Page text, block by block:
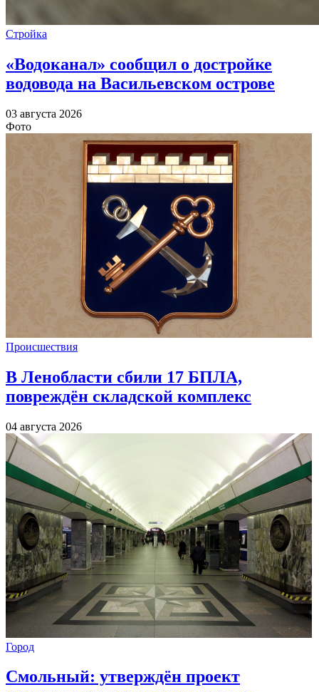
Стройка
«Водоканал» сообщил о достройке
водовода на Васильевском острове
03 августа 2026
Фото
Происшествия
В Ленобласти сбили 17 БПЛА,
повреждён складской комплекс
04 августа 2026
Город
Смольный: утверждён проект